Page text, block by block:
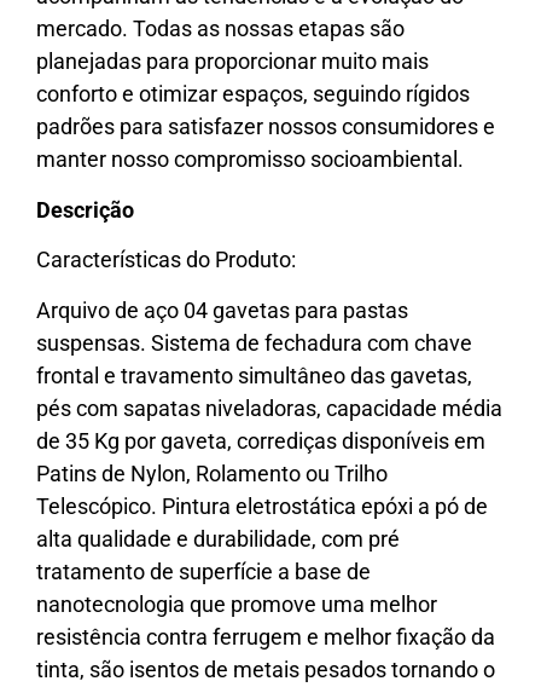
mercado. Todas as nossas etapas são
planejadas para proporcionar muito mais
conforto e otimizar espaços, seguindo rígidos
padrões para satisfazer nossos consumidores e
manter nosso compromisso socioambiental.
Descrição
Características do Produto:
Arquivo de aço 04 gavetas para pastas
suspensas. Sistema de fechadura com chave
frontal e travamento simultâneo das gavetas,
pés com sapatas niveladoras, capacidade média
de 35 Kg por gaveta, corrediças disponíveis em
Patins de Nylon, Rolamento ou Trilho
Telescópico. Pintura eletrostática epóxi a pó de
alta qualidade e durabilidade, com pré
tratamento de superfície a base de
nanotecnologia que promove uma melhor
resistência contra ferrugem e melhor fixação da
tinta, são isentos de metais pesados tornando o